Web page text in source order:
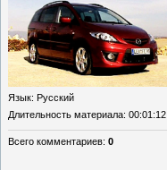
Язык: Русский
Длительность материала: 00:01:12
Всего комментариев: 0